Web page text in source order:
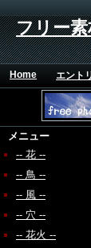
フリー
Home エント
メニュー
-- 花 --
-- 鳥 --
-- 風 --
-- 穴 --
-- 花火 --